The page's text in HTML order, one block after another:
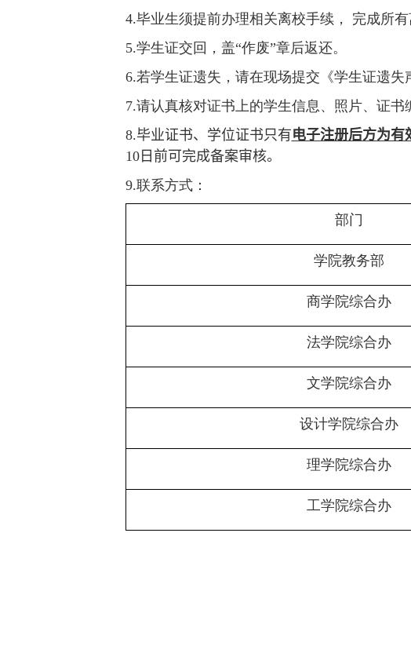
4.毕业生须提前办理相关离校手续， 完成所有
5.学生证交回，盖“作废”章后返还。
6.若学生证遗失，请在现场提交《学生证遗失
7.请认真核对证书上的学生信息、照片、证书
8.毕业证书、学位证书只有电子注册后方为有
10日前可完成备案审核。
9.联系方式：
部门
学院教务部
商学院综合办
法学院综合办
文学院综合办
设计学院综合办
理学院综合办
工学院综合办